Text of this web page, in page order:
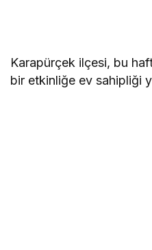
Karapürçek ilçesi, bu
bir etkinliğe ev sahipliği